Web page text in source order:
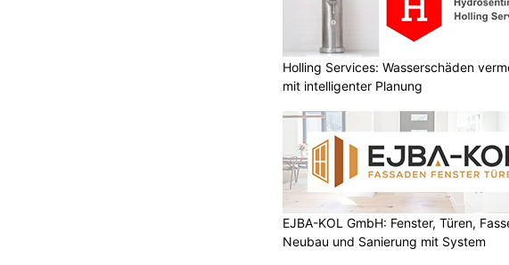
Holling Services: Wasserschäden
mit intelligenter Planung
EJBA-KOL GmbH: Fenster, Türen,
Neubau und Sanierung mit System